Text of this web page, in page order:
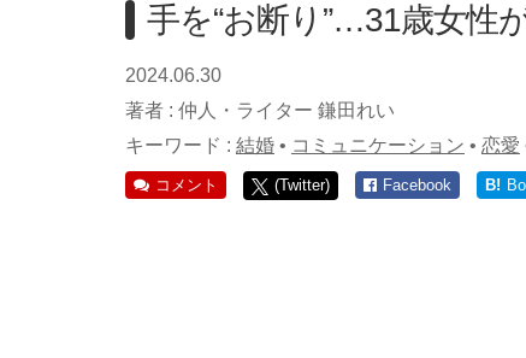
手を“お断り”…31歳女性
2024.06.30
著者 : 仲人・ライター 鎌田れい
キーワード : 結婚 • コミュニケーション • 恋愛
コメント (Twitter) Facebook B!